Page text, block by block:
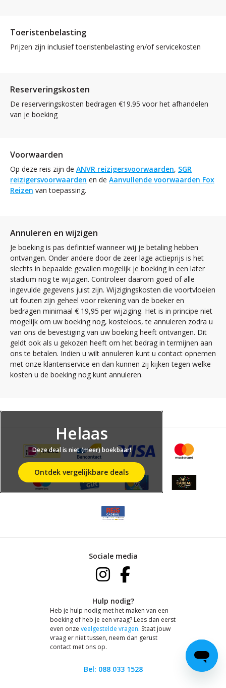
Toeristenbelasting
Prijzen zijn inclusief toeristenbelasting en/of servicekosten
Reserveringskosten
De reserveringskosten bedragen €19.95 voor het afhandelen
van je boeking
Voorwaarden
Op deze reis zijn de ANVR reizigersvoorwaarden, SGR
reizigersvoorwaarden en de Aanvullende voorwaarden Fox
Reizen van toepassing.
Annuleren en wijzigen
Je boeking is pas definitief wanneer wij je betaling hebben
ontvangen. Onder andere door de zeer lage actieprijs is het
slechts in bepaalde gevallen mogelijk je boeking in een later
stadium nog te wijzigen. Controleer daarom goed of alle
ingevulde gegevens juist zijn. Wijzigingskosten die voortvloeien
uit fouten zijn geheel voor rekening van de boeker en
bedragen minimaal € 19,95 per wijziging. Het is in principe niet
mogelijk om uw boeking nog, kosteloos, te annuleren zodra u
van ons de bevestiging van uw boeking heeft ontvangen. Dit
geldt ook als u gekozen heeft om het bedrag in termijnen aan
ons te betalen. Indien u wilt annuleren kunt u contact opnemen
met onze klantenservice en dan kunnen zij kijken tegen welke
kosten u de boeking nog kunt annuleren.
Helaas
Deze deal is niet (meer) boekbaar!
Ontdek vergelijkbare deals
Sociale media
Hulp nodig?
Heb je hulp nodig met het maken van een
boeking of heb je een vraag? Lees dan eerst
even onze veelgestelde vragen. Staat jouw
vraag er niet tussen, neem dan gerust
contact met ons op.
Bel: 088 033 1528